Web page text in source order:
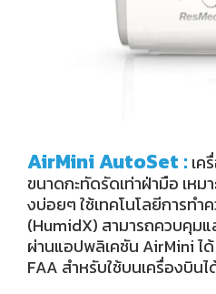
AirMini AutoSet : เค
ขนาดกะทัดรัดเท่าฝ่ามือ เหม
งบ่อยๆ ใช้เทคโนโลยีการทำ
(HumidX) สามารถควบคุม
ผ่านแอปพลิเคชัน AirMini ไ
FAA สำหรับใช้บนเครื่องบินไ